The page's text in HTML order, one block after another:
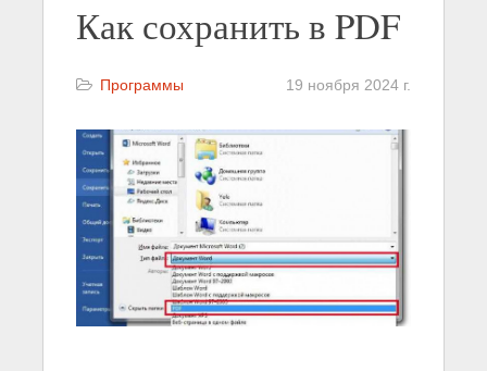
Как сохранить в PDF
Программы 19 ноября 2024 г.